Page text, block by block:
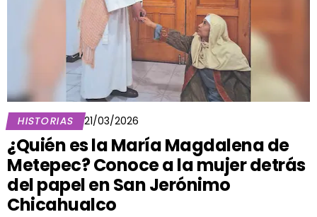
HISTORIAS 21/03/2026
¿Quién es la María Magdalena de
Metepec? Conoce a la mujer detrás
del papel en San Jerónimo
Chicahualco